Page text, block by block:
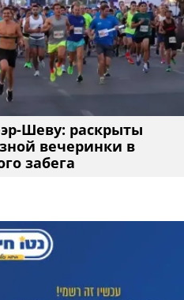
Шеву: раскрыты
вечеринки в
забега